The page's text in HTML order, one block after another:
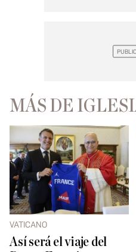
MÁS DE
VATICANO
Así será el viaje del